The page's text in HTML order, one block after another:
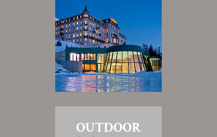
OUTDOOR